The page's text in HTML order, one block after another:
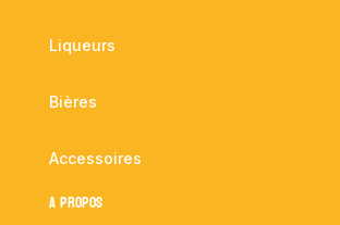
Liqueurs
Bières
Accessoires
A propos